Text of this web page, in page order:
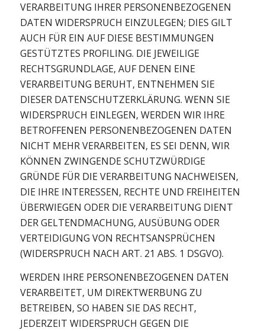
VERARBEITUNG IHRER PERSONENBEZOGENEN
DATEN WIDERSPRUCH EINZULEGEN; DIES GILT
AUCH FÜR EIN AUF DIESE BESTIMMUNGEN
GESTÜTZTES PROFILING. DIE JEWEILIGE
RECHTSGRUNDLAGE, AUF DENEN EINE
VERARBEITUNG BERUHT, ENTNEHMEN SIE
DIESER DATENSCHUTZERKLÄRUNG. WENN SIE
WIDERSPRUCH EINLEGEN, WERDEN WIR IHRE
BETROFFENEN PERSONENBEZOGENEN DATEN
NICHT MEHR VERARBEITEN, ES SEI DENN, WIR
KÖNNEN ZWINGENDE SCHUTZWÜRDIGE
GRÜNDE FÜR DIE VERARBEITUNG NACHWEISEN,
DIE IHRE INTERESSEN, RECHTE UND FREIHEITEN
ÜBERWIEGEN ODER DIE VERARBEITUNG DIENT
DER GELTENDMACHUNG, AUSÜBUNG ODER
VERTEIDIGUNG VON RECHTSANSPRÜCHEN
(WIDERSPRUCH NACH ART. 21 ABS. 1 DSGVO).
WERDEN IHRE PERSONENBEZOGENEN DATEN
VERARBEITET, UM DIREKTWERBUNG ZU
BETREIBEN, SO HABEN SIE DAS RECHT,
JEDERZEIT WIDERSPRUCH GEGEN DIE